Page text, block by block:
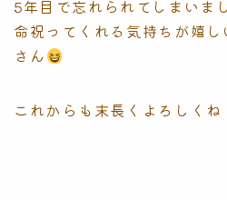
5年目で忘れられてしまいま
命祝ってくれる気持ちが嬉
さん
これからも末長くよろしくね